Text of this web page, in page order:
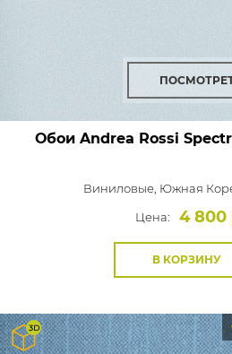
Обои Andrea Rossi
Виниловые, Южная
Цена:
4 800
В КОРЗИНУ